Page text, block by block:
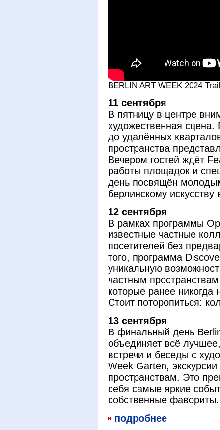
BERLIN ART WEEK 2024
11 сентября
В пятницу в центре
художественная
до удалённых
пространства
Вечером гостей ждёт
работы площадок и
день посвящён
берлинскому
12 сентября
В рамках программы
известные частные
посетителей без
того, программа
уникальную
частным
которые ранее
Стоит поторопиться:
13 сентября
В финальный день
объединяет всё
встречи и беседы с
Week Garten,
пространствам. Это
себя самые яркие
собственные фавориты.
подробнее